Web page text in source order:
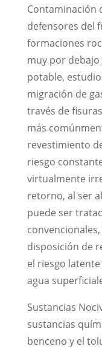
Contaminación
defensores del
formaciones
muy por debajo
potable,
migración de
través de
más
revestimiento
riesgo
virtualmente
retorno, al ser
puede ser
disposición de
el riesgo
agua
Sustancias
sustancias
benceno y el